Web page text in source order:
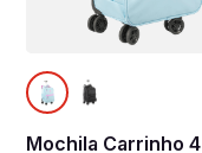
Mochila Carrinho 4